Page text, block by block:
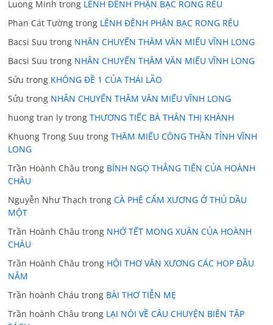
Luong Minh trong LÊNH ĐÊNH PHẬN BẠC RONG RÊU
Phan Cát Tường trong LÊNH ĐÊNH PHẬN BẠC RONG RÊU
Bacsi Suu trong NHÂN CHUYẾN THĂM VĂN MIẾU VĨNH LONG
Bacsi Suu trong NHÂN CHUYẾN THĂM VĂN MIẾU VĨNH LONG
Sửu trong KHÔNG ĐỀ 1 CỦA THÁI LÃO
Sửu trong NHÂN CHUYẾN THĂM VĂN MIẾU VĨNH LONG
huong tran ly trongTHƯƠNG TIẾC BÀ THÂN THỊ KHÁNH
Khuong Trong Suu trongTHĂM MIẾU CÔNG THẦN TỈNH VĨNH
LONG
Trần Hoành Châu trong BÍNH NGỌ THẲNG TIẾN CỦA HOÀNH
CHÂU
Nguyễn Như Thạch trongCÀ PHÊ CẨM XƯƠNG Ở THỦ DẦU
MỘT
Trần Hoành Châu trong NHỚ TẾT MONG XUÂN CỦA HOÀNH
CHÂU
Trần Hoành Châu trong HỘI THƠ VĂN XƯƠNG CÁC HOP ĐẦU
NĂM
Trần hoành Cháu trong BÀI THƠ TIỄN MẸ
Trần hoành Châu trong LẠI NÓI VỀ CÂU CHUYỆN BIÊN TẬP